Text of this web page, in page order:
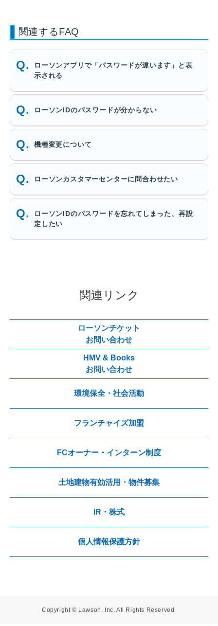
関連するFAQ
ローソンアプリで「パスワードが違います」と表
示される
ローソンIDのパスワードが分からない
機種変更について
ローソンカスタマーセンターに問合わせたい
ローソンIDのパスワードを忘れてしまった、再設
定したい
関連リンク
ローソンチケット
お問い合わせ
HMV & Books
お問い合わせ
環境保全・社会活動
フランチャイズ加盟
FCオーナー・インターン制度
土地建物有効活用・物件募集
IR・株式
個人情報保護方針
Copyright © Lawson, Inc. All Rights Reserved.